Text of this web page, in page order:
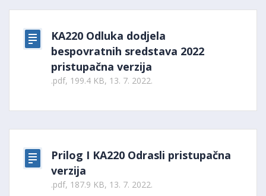
KA220 Odluka dodjela
bespovratnih sredstava 2022
pristupačna verzija
.pdf, 199.4 KB, 13. 7. 2022.
Prilog I KA220 Odrasli pristupačna
verzija
.pdf, 187.9 KB, 13. 7. 2022.